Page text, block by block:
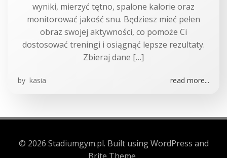
wyniki, mierzyć tętno, spalone kalorie oraz
monitorować jakość snu. Będziesz mieć pełen
obraz swojej aktywności, co pomoże Ci
dostosować treningi i osiągnąć lepsze rezultaty.
Zbieraj dane […]
by kasia read more...
© 2026 Stadiumgym.pl. Built using WordPress and